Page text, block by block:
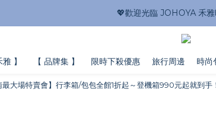
💖歡迎光臨 JOHOYA 禾
】 【 品牌集 】 限時下殺優惠 旅行周邊 時尚
最大場特賣會】行李箱/包包全館1折起～登機箱990元起就到手